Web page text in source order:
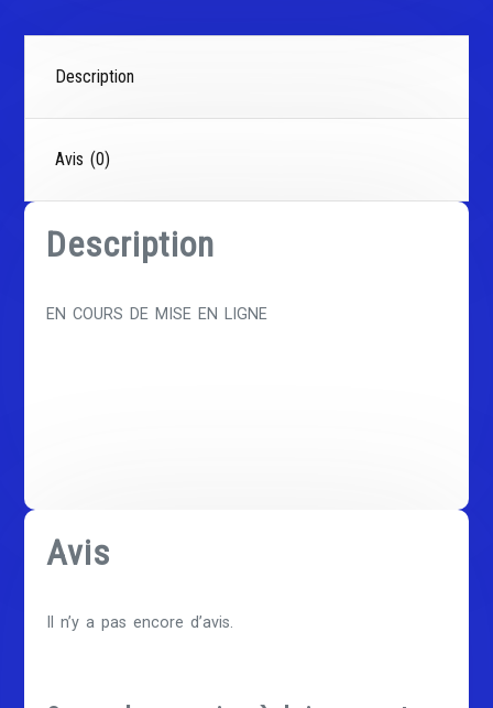
Description
Avis (0)
Description
EN COURS DE MISE EN LIGNE
Avis
Il n’y a pas encore d’avis.